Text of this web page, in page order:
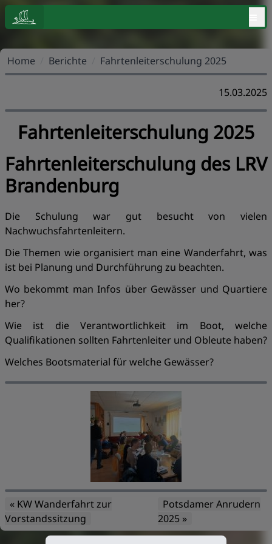
Home Berichte Fahrtenleiterschulung 2025
15.03.2025
Fahrtenleiterschulung 2025
Fahrtenleiterschulung des LRV
Brandenburg
Die Schulung war gut besucht von vielen
Nachwuchsfahrtenleitern.
Die Themen wie organisiert man eine Wanderfahrt, was
ist bei Planung und Durchführung zu beachten.
Wo bekommt man Infos über Gewässer und Quartiere
her?
Wie ist die Verantwortlichkeit im Boot, welche
Qualifikationen sollten Fahrtenleiter und Obleute haben?
Welches Bootsmaterial für welche Gewässer?
« KW Wanderfahrt zur
Vorstandssitzung
Potsdamer Anrudern
2025 »